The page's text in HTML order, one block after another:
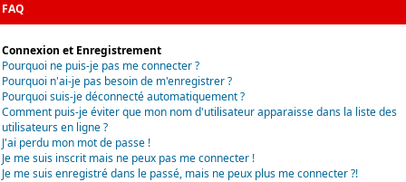
FAQ
Connexion et Enregistrement
Pourquoi ne puis-je pas me connecter ?
Pourquoi n'ai-je pas besoin de m'enregistrer ?
Pourquoi suis-je déconnecté automatiquement ?
Comment puis-je éviter que mon nom d'utilisateur apparaisse dans la liste des
utilisateurs en ligne ?
J'ai perdu mon mot de passe !
Je me suis inscrit mais ne peux pas me connecter !
Je me suis enregistré dans le passé, mais ne peux plus me connecter ?!